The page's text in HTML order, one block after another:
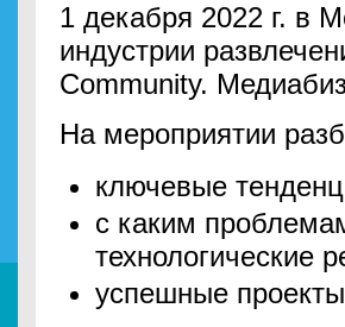
1 декабря 2022 г. в
индустрии
Community.
На мероприятии
ключевые
с каким
технологические
успешные